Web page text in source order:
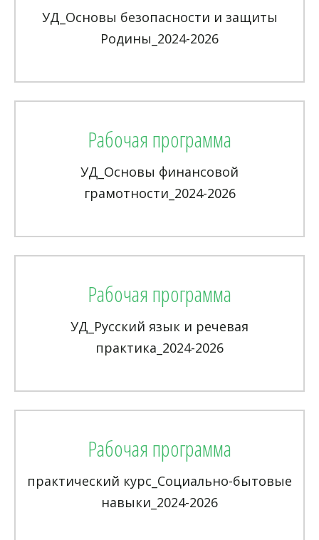
УД_Основы безопасности и защиты
Родины_2024-2026
Рабочая программа
УД_Основы финансовой
грамотности_2024-2026
Рабочая программа
УД_Русский язык и речевая
практика_2024-2026
Рабочая программа
практический курс_Социально-бытовые
навыки_2024-2026